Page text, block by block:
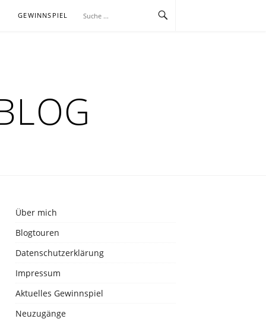
GEWINNSPIEL
Über mich
Blogtouren
Datenschutzerklärung
Impressum
Aktuelles Gewinnspiel
Neuzugänge